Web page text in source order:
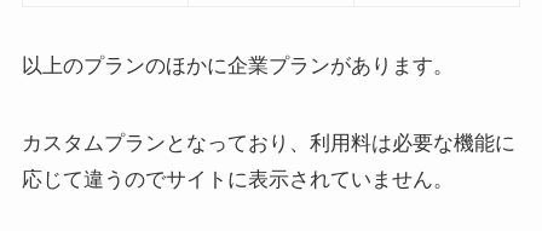
以上のプランのほかに企業プランがあります。
カスタムプランとなっており、利用料は必要な機能に
応じて違うのでサイトに表示されていません。